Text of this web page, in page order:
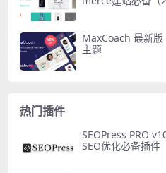
MaxCoach 最新
主题
热门插件
SEOPress PRO
SEO优化必备插件